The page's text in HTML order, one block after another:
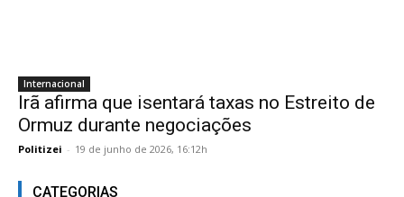
Internacional
Irã afirma que isentará taxas no Estreito de
Ormuz durante negociações
Politizei - 19 de junho de 2026, 16:12h
CATEGORIAS